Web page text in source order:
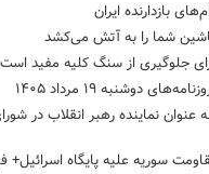
بازدارنده ایران
شما را به آتش می‌کشد
جلوگیری از سنگ کلیه مفید است
دوشنبه ۱۹ مرداد ۱۴۰۵
نماینده رهبر انقلاب در
سوریه علیه پایگاه اسرائیل+